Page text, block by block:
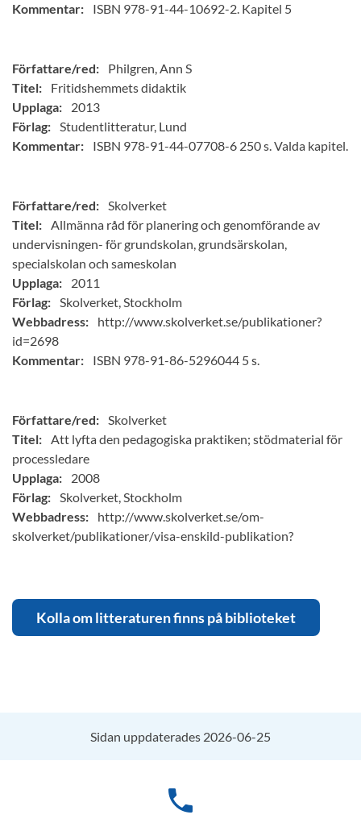
Kommentar:
ISBN 978-91-44-10692-2. Kapitel 5
Författare/red:
Philgren, Ann S
Titel:
Fritidshemmets didaktik
Upplaga:
2013
Förlag: Studentlitteratur, Lund
Kommentar:
ISBN 978-91-44-07708-6 250 s. Valda kapitel.
Författare/red: Skolverket
Titel: Allmänna råd för planering och genomförande av
undervisningen- för grundskolan, grundsärskolan,
specialskolan och sameskolan
Upplaga:
2011
Förlag: Skolverket, Stockholm
Webbadress:
http://www.skolverket.se/publikationer?
id=2698
Kommentar:
ISBN 978-91-86-5296044 5 s.
Författare/red: Skolverket
Titel: Att lyfta den pedagogiska praktiken; stödmaterial för
processledare
Upplaga:
2008
Förlag: Skolverket, Stockholm
Webbadress:
http://www.skolverket.se/om-
skolverket/publikationer/visa-enskild-publikation?
Kolla om litteraturen finns på biblioteket
Sidan uppdaterades 2026-06-25
phone